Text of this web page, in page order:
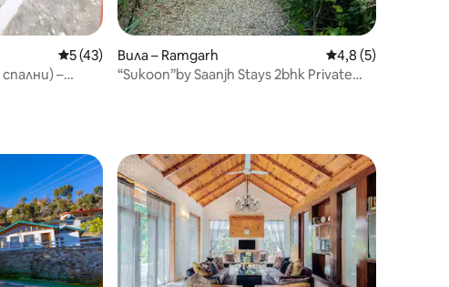
Средна оценка: 5 от 5, 43 отзива
5 (43)
–
Вила – Ramgarh Средна оценка:
4,8 (5)
“Sukoon”by Saanjh Stays 2bhk Private